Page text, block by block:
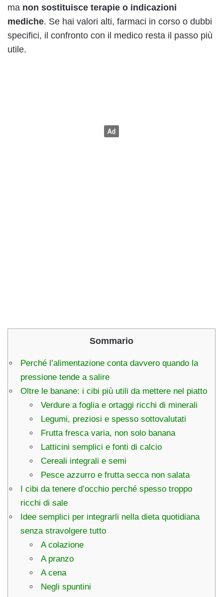
ma non sostituisce terapie o indicazioni
mediche. Se hai valori alti, farmaci in corso o dubbi
specifici, il confronto con il medico resta il passo più
utile.
Sommario
Perché l’alimentazione conta davvero quando la
pressione tende a salire
Oltre le banane: i cibi più utili da mettere nel piatto
Verdure a foglia e ortaggi ricchi di minerali
Legumi, preziosi e spesso sottovalutati
Frutta fresca varia, non solo banana
Latticini semplici e fonti di calcio
Cereali integrali e semi
Pesce azzurro e frutta secca non salata
I cibi da tenere d’occhio perché spesso troppo
ricchi di sale
Idee semplici per integrarli nella dieta quotidiana
senza stravolgere tutto
A colazione
A pranzo
A cena
Negli spuntini